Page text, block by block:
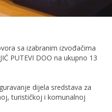
sa izabranim izvođačima
PUTEVI DOO na ukupno 13
dijela sredstava za
turističkoj i komunalnoj